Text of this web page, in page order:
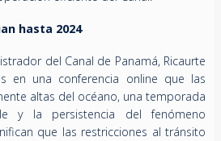
hasta 2024
del Canal de Panamá, Ricaurte
en una conferencia online que las
altas del océano, una temporada
y la persistencia del fenómeno
que las restricciones al tránsito